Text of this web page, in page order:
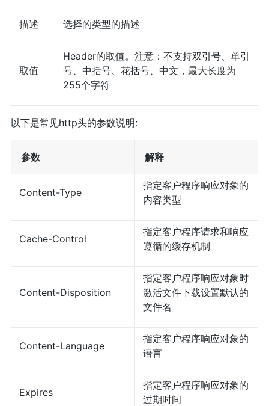
描述 选择的类型的描述
取值
Header的取值。注意：不支持双引号、单引
号、中括号、花括号、中文，最大长度为
255个字符
以下是常见http头的参数说明:
参数 解释
Content-Type
指定客户程序响应对象的
内容类型
Cache-Control
指定客户程序请求和响应
遵循的缓存机制
Content-Disposition
指定客户程序响应对象时
激活文件下载设置默认的
文件名
Content-Language
指定客户程序响应对象的
语言
Expires
指定客户程序响应对象的
过期时间